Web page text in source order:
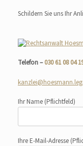
Schildern Sie uns Ihr
Telefon –030 61 08 04
Ihr Name (Pflichtfeld)
Ihre E-Mail-Adresse